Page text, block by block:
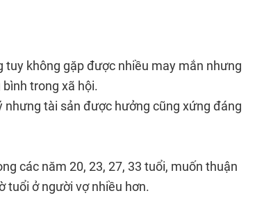
không gặp được nhiều may mắn nhưng
trong xã hội.
nhưng tài sản được hưởng cũng xứng đáng
các năm 20, 23, 27, 33 tuổi, muốn thuận
tuổi ở người vợ nhiều hơn.